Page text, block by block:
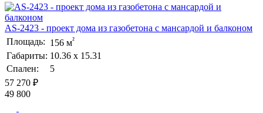
AS-2423 - проект дома из газобетона с мансардой и балконом
Площадь: 156 м²
Габариты: 10.36 х 15.31
Спален:
5
57 270 ₽
49 800